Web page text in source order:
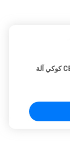
304 الفولاذ المقاوم للصدأ CE كوكي آلة